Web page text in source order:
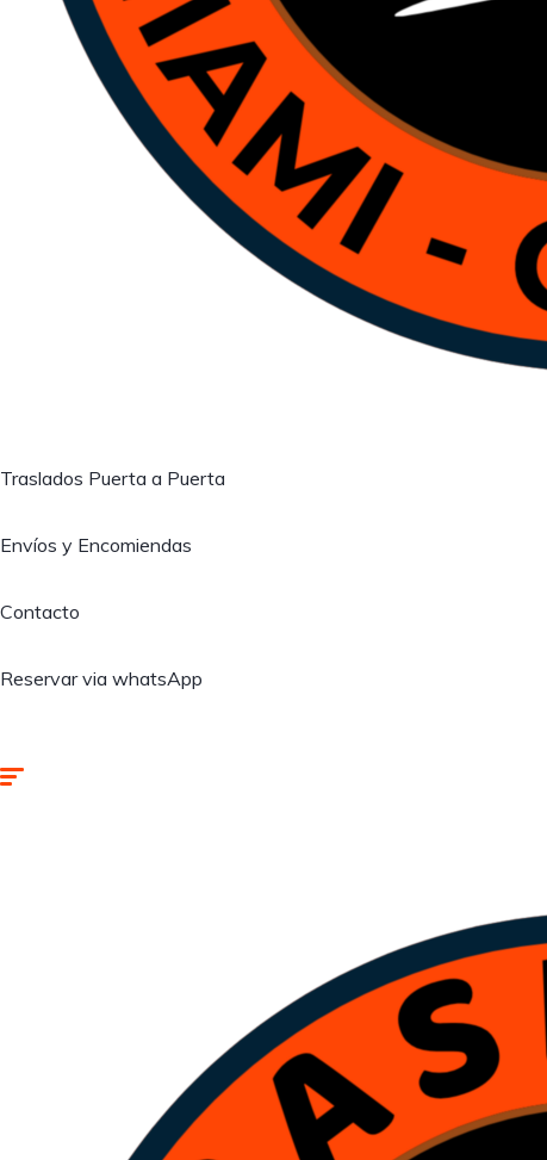
Traslados Puerta a Puerta
Envíos y Encomiendas
Contacto
Reservar via whatsApp